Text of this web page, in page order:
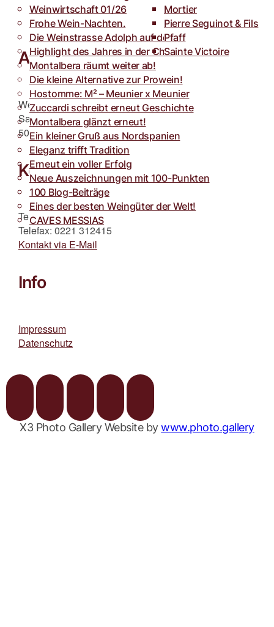
Weinwirtschaft 01/26
Frohe Wein-Nachten.
Die Weinstrasse Adolph auf der weinFACH
Highlight des Jahres in der Champagne.
Montalbera räumt weiter ab!
Die kleine Alternative zur Prowein!
Hostomme: M² – Meunier x Meunier
Zuccardi schreibt erneut Geschichte
Montalbera glänzt erneut!
Ein kleiner Gruß aus Nordspanien
Eleganz trifft Tradition
Erneut ein voller Erfolg
Neue Auszeichnungen mit 100-Punkten
100 Blog-Beiträge
Eines der besten Weingüter der Welt!
CAVES MESSIAS
Toro
Rocca dei Forti
Villa Armellina
Mortier
Pierre Seguinot & Fils
Pfaff
Sainte Victoire
Adresse
Weinstrasse Adolph GmbH
Sachsenring 38
50677 Köln
Kontakt
Telefon: 0221 312413
Telefax: 0221 312415
Kontakt via E-Mail
Info
Impressum
Datenschutz
X3 Photo Gallery Website bywww.photo.gallery